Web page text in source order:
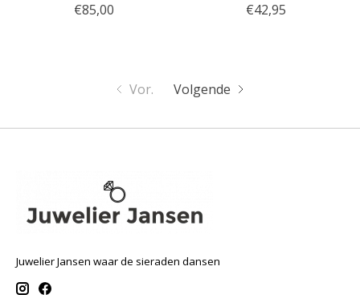
€85,00
€42,95
Vor. Volgende
Juwelier Jansen waar de sieraden dansen